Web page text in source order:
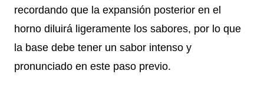
recordando que la expansión posterior en el
horno diluirá ligeramente los sabores, por lo que
la base debe tener un sabor intenso y
pronunciado en este paso previo.